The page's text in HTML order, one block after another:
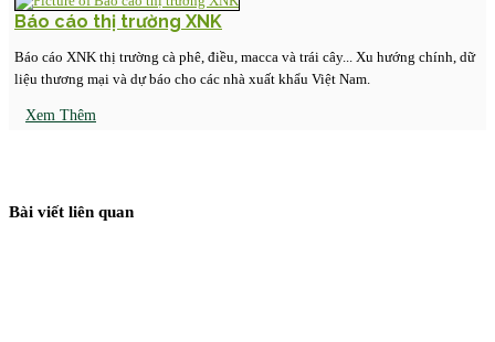
Báo cáo thị trường XNK
Báo cáo XNK thị trường cà phê, điều, macca và trái cây... Xu hướng chính, dữ
liệu thương mại và dự báo cho các nhà xuất khẩu Việt Nam.
Xem Thêm
Bài viết liên quan